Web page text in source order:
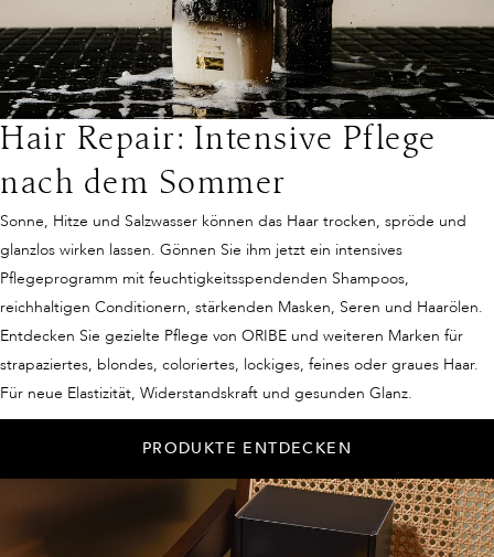
Hair Repair: Intensive Pflege
nach dem Sommer
Sonne, Hitze und Salzwasser können das Haar trocken, spröde und
glanzlos wirken lassen. Gönnen Sie ihm jetzt ein intensives
Pflegeprogramm mit feuchtigkeitsspendenden Shampoos,
reichhaltigen Conditionern, stärkenden Masken, Seren und Haarölen.
Entdecken Sie gezielte Pflege von ORIBE und weiteren Marken für
strapaziertes, blondes, coloriertes, lockiges, feines oder graues Haar.
Für neue Elastizität, Widerstandskraft und gesunden Glanz.
PRODUKTE ENTDECKEN